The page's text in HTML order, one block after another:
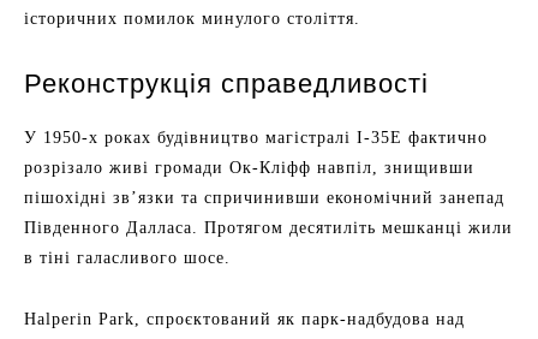
історичних помилок минулого століття.
Реконструкція справедливості
У 1950-х роках будівництво магістралі I-35E фактично
розрізало живі громади Ок-Кліфф навпіл, знищивши
пішохідні зв’язки та спричинивши економічний занепад
Південного Далласа. Протягом десятиліть мешканці жили
в тіні галасливого шосе.
Halperin Park, спроєктований як парк-надбудова над